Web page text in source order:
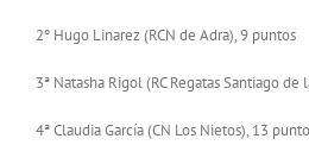
2º Hugo Linarez (RCN de Adra), 9 puntos
3ª Natasha Rigol (RC Regatas Santiago
4ª Claudia García (CN Los Nietos), 13